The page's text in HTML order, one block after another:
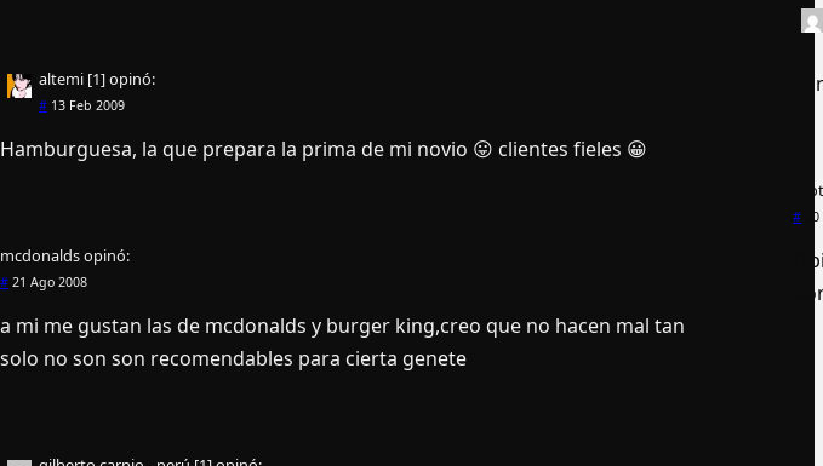
altemi [1]opinó:
# 13 Feb 2009
Hamburguesa, la que prepara la prima de mi novio 😛 clientes fieles 😀
mcdonaldsopinó:
# 21 Ago 2008
a mi me gustan las de mcdonalds y burger king,creo que no hacen mal tan
solo no son son recomendables para cierta genete
El
#